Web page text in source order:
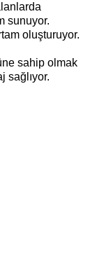
sunuyor.
oluşturuyor.
sahip olmak
sağlıyor.